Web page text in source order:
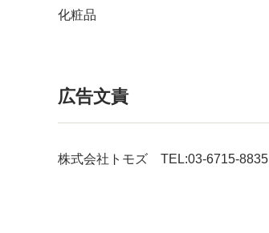
化粧品
広告文責
株式会社トモズ TEL:03-6715-8835